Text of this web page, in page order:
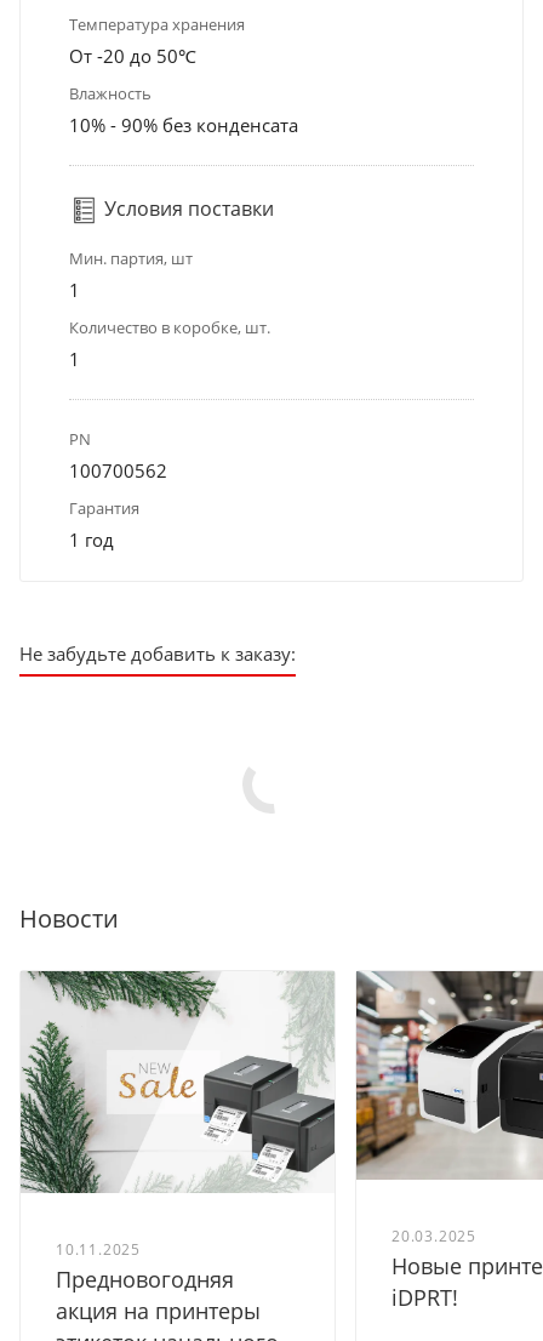
Температура хранения
От -20 до 50℃
Влажность
10% - 90% без конденсата
Условия поставки
Мин. партия, шт
1
Количество в коробке, шт.
1
PN
100700562
Гарантия
1 год
Не забудьте добавить к заказу:
Новости
10.11.2025
Предновогодняя
акция на принтеры
20.03.2025
Новые
iDPRT!